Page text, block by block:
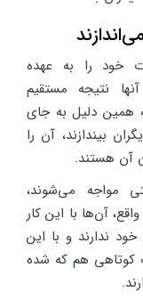
خود را به عهده
نتیجه مستقیم
همین دلیل به جای
بیندازند، آن را
آن هستند.
مواجه می‌شوند،
آن‌ها با این کار
ندارند و با این
کوتاهی هم که شده